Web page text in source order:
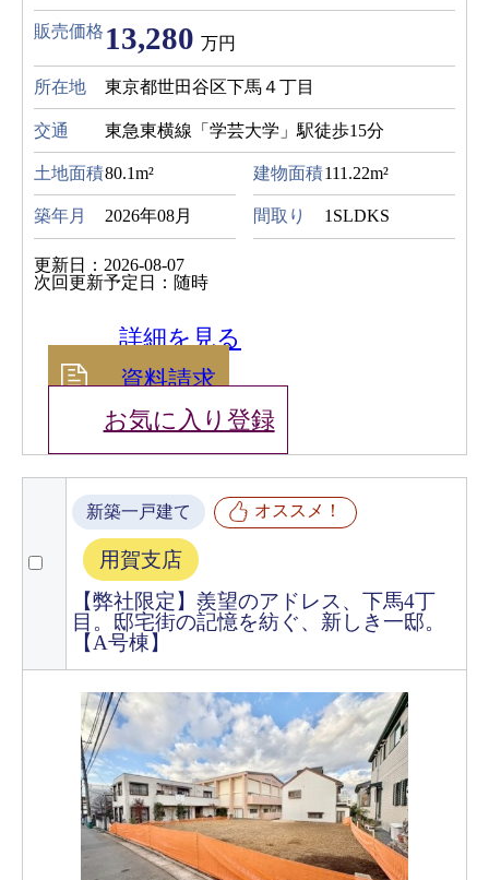
販売価格 13,280 万円
所在地 東京都世田谷区下馬４丁目
交通 東急東横線「学芸大学」駅徒歩15分
土地面積80.1m² 建物面積111.22m²
築年月 2026年08月 間取り 1SLDKS
更新日：2026-08-07
次回更新予定日：随時
詳細を見る
資料請求
お気に入り登録
新築一戸建て オススメ！
用賀支店
【弊社限定】羨望のアドレス、下馬4丁
目。邸宅街の記憶を紡ぐ、新しき一邸。
【A号棟】